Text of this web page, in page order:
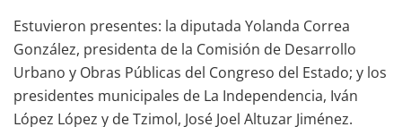
Estuvieron presentes: la diputada Yolanda Correa
González, presidenta de la Comisión de Desarrollo
Urbano y Obras Públicas del Congreso del Estado; y los
presidentes municipales de La Independencia, Iván
López López y de Tzimol, José Joel Altuzar Jiménez.